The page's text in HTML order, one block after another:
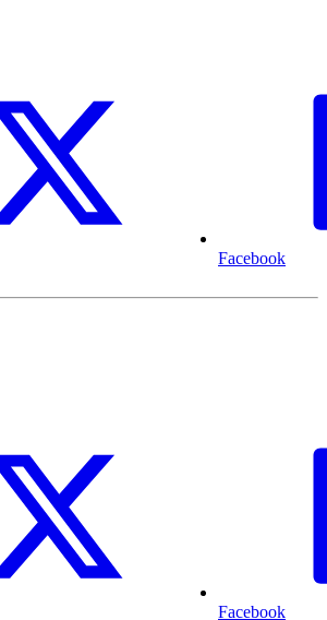
Facebook
Facebook